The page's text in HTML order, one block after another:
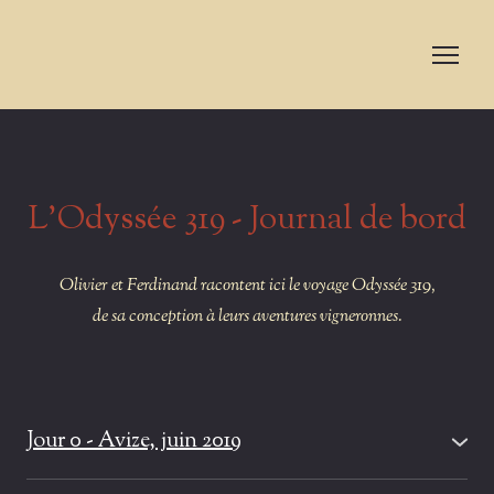
L'Odyssée 319 - Journal de bord
Olivier et Ferdinand racontent ici le voyage Odyssée 319,
de sa conception à leurs aventures vigneronnes.
Jour 0 - Avize, juin 2019
Nous dégustons des vins de vignerons champenois,